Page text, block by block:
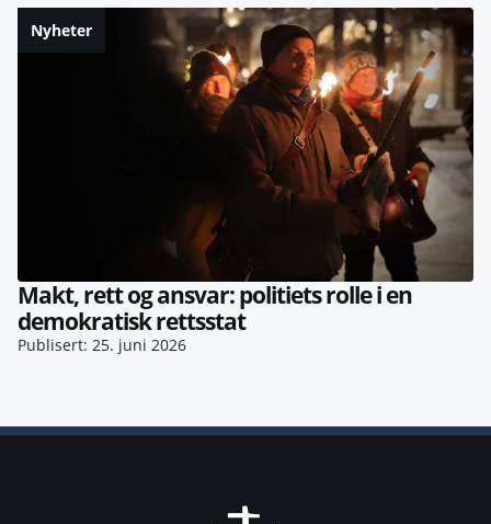
Nyheter
Makt, rett og ansvar: politiets rolle i en
demokratisk rettsstat
Publisert: 25. juni 2026